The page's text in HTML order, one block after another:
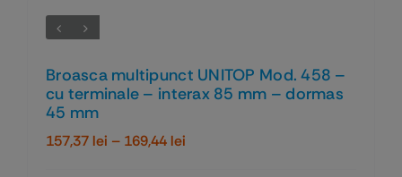
Broasca multipunct UNITOP Mod. 458 –
cu terminale – interax 85 mm – dormas
45 mm
157,37 lei – 169,44 leiInterval